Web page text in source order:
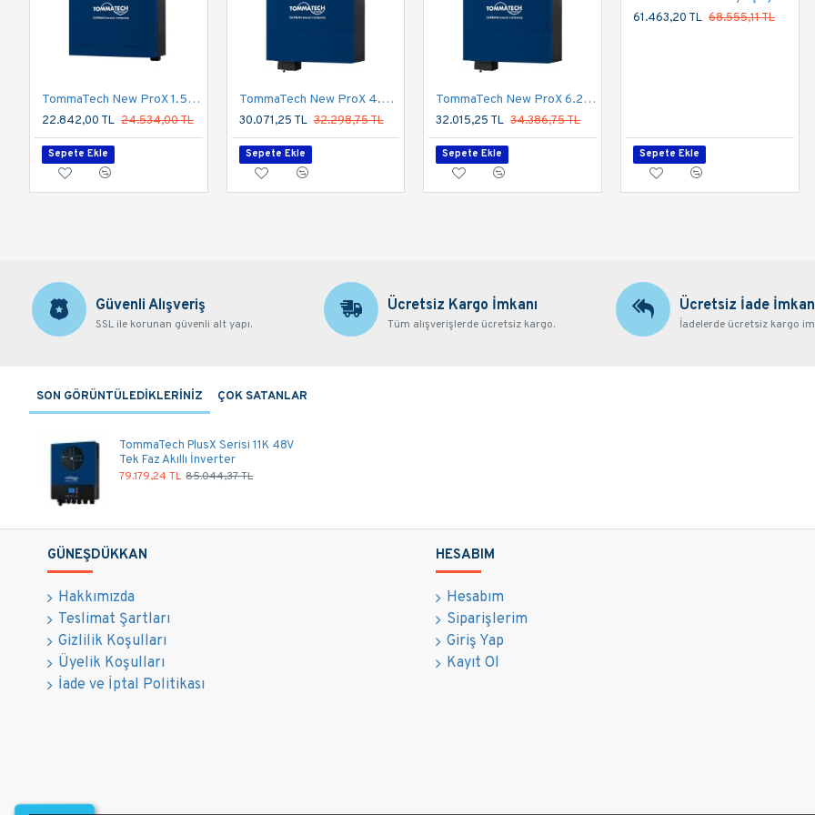
TommaTech New ProX 1.5K 12V Tek Faz Akıllı İnverter
22.842,00 TL 24.534,00 TL
Sepete Ekle
TommaTech New ProX 4.2K 24V Tek Faz Akıllı İnverter
30.071,25 TL 32.298,75 TL
Sepete Ekle
TommaTech New ProX 6.2K 48V Tek Faz Akıllı İnverter
32.015,25 TL 34.386,75 TL
Sepete Ekle Sepete Ekle
61.463,20 TL 68.555,11 TL
Sepete Ekle
Güvenli Alışveriş
SSL ile korunan güvenli alt yapı.
Ücretsiz Kargo İmkanı
Tüm alışverişlerde ücretsiz kargo.
Ücretsiz İade
İadelerde ücretsiz kargo
SON GÖRÜNTÜLEDİKLERİNİZ ÇOK SATANLAR
TommaTech PlusX Serisi 11K 48V
Tek Faz Akıllı İnverter
79.179,24 TL 85.044,37 TL
GÜNEŞDÜKKAN
Hakkımızda
Teslimat Şartları
Gizlilik Koşulları
Üyelik Koşulları
İade ve İptal Politikası
HESABIM
Hesabım
Siparişlerim
Giriş Yap
Kayıt Ol